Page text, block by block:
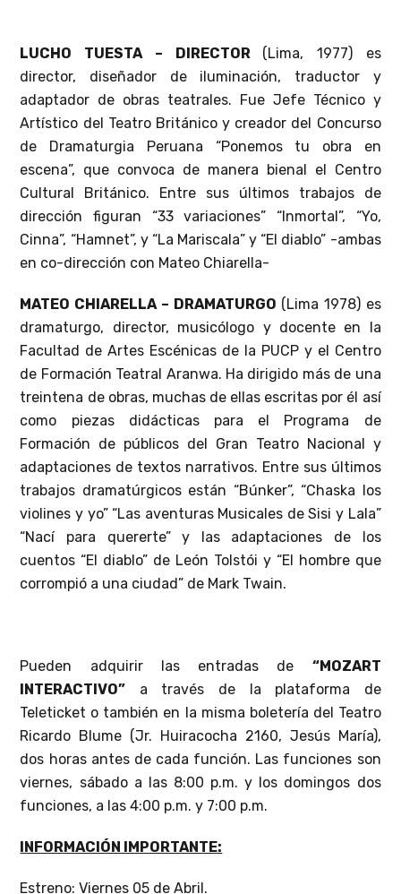
LUCHO TUESTA – DIRECTOR (Lima, 1977) es
director, diseñador de iluminación, traductor y
adaptador de obras teatrales. Fue Jefe Técnico y
Artístico del Teatro Británico y creador del Concurso
de Dramaturgia Peruana “Ponemos tu obra en
escena”, que convoca de manera bienal el Centro
Cultural Británico. Entre sus últimos trabajos de
dirección figuran “33 variaciones” “Inmortal”, “Yo,
Cinna”, “Hamnet”, y “La Mariscala” y “El diablo” -ambas
en co-dirección con Mateo Chiarella-
MATEO CHIARELLA – DRAMATURGO (Lima 1978) es
dramaturgo, director, musicólogo y docente en la
Facultad de Artes Escénicas de la PUCP y el Centro
de Formación Teatral Aranwa. Ha dirigido más de una
treintena de obras, muchas de ellas escritas por él así
como piezas didácticas para el Programa de
Formación de públicos del Gran Teatro Nacional y
adaptaciones de textos narrativos. Entre sus últimos
trabajos dramatúrgicos están “Búnker”, “Chaska los
violines y yo” “Las aventuras Musicales de Sisi y Lala”
“Nací para quererte” y las adaptaciones de los
cuentos “El diablo” de León Tolstói y “El hombre que
corrompió a una ciudad” de Mark Twain.
Pueden adquirir las entradas de “MOZART
INTERACTIVO” a través de la plataforma de
Teleticket o también en la misma boletería del Teatro
Ricardo Blume (Jr. Huiracocha 2160, Jesús María),
dos horas antes de cada función. Las funciones son
viernes, sábado a las 8:00 p.m. y los domingos dos
funciones, a las 4:00 p.m. y 7:00 p.m.
INFORMACIÓN IMPORTANTE:
Estreno: Viernes 05 de Abril.